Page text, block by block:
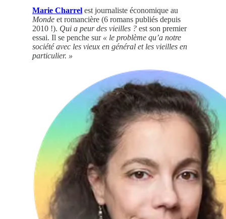
Marie Charrel est journaliste économique au
Monde et romancière (6 romans publiés depuis
2010 !). Qui a peur des vieilles ? est son premier
essai. Il se penche sur « le problème qu’a notre
société avec les vieux en général et les vieilles en
particulier. »